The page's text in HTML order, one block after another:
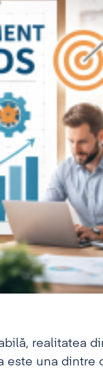
realitatea
este una dintre